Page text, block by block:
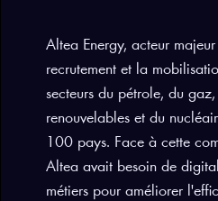
Altea Energy, acteur
recrutement et la
secteurs du pétrole, du
renouvelables et du
100 pays. Face à cette
Altea avait besoin de
métiers pour améliorer